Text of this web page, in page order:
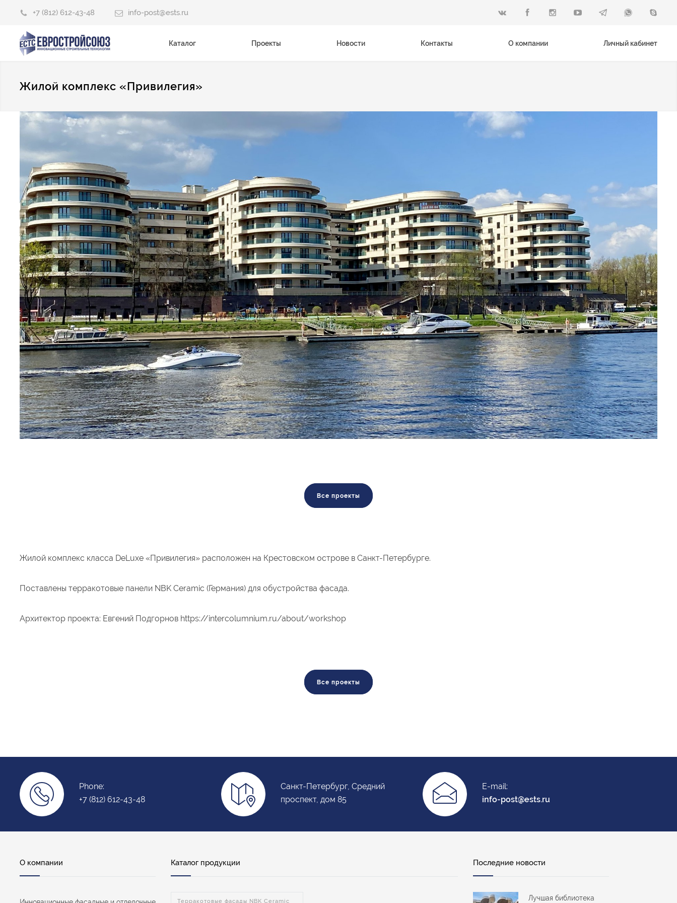
+7 (812) 612-43-48 info-post@ests.ru
Каталог Проекты Новости Контакты О компании Личный кабинет
Жилой комплекс «Привилегия»
Все проекты
Жилой комплекс класса DeLuxe «Привилегия» расположен на Крестовском острове в Санкт-Петербурге.
Поставлены терракотовые панели NBK Ceramic (Германия) для обустройства фасада.
Архитектор проекта: Евгений Подгорнов https://intercolumnium.ru/about/workshop
Все проекты
Phone:
+7 (812) 612-43-48
Санкт-Петербург, Средний
проспект, дом 85
E-mail:
info-post@ests.ru
О компании Каталог продукции
Терракотовые фасады NBK Ceramic
Последние новости
Лучшая библиотека